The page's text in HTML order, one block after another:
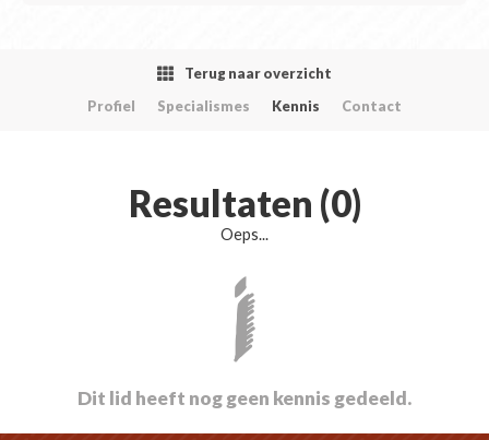
Terug naar overzicht
Profiel
Specialismes Kennis Contact
Resultaten (0)
Oeps...
Dit lid heeft nog geen kennis gedeeld.